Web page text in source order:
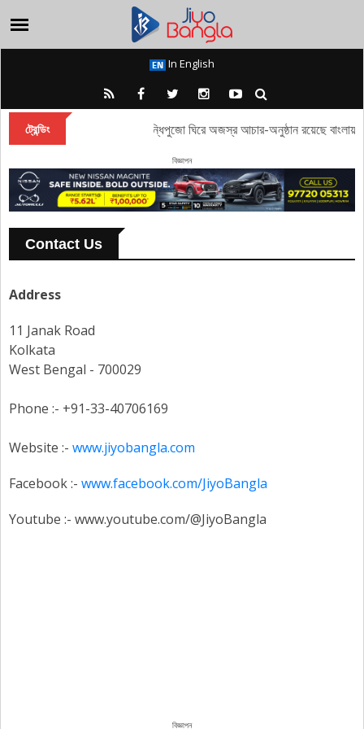
In English
ট্রেন্ডিং তাঁবি থেকে পদ্ম, সন্ধিপুজো ঘিরে অজস্র আচার-অনুষ্ঠান রয়েছে বাংলায়
বিজ্ঞাপন
Contact Us
Address
11 Janak Road
Kolkata
West Bengal - 700029
Phone :- +91-33-40706169
Website :- www.jiyobangla.com
Facebook :- www.facebook.com/JiyoBangla
Youtube :- www.youtube.com/@JiyoBangla
বিজ্ঞাপন